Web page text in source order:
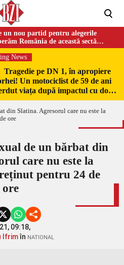
un nou partid pentru alegerile
România de această sectă
News
Tragedie pe DN 1, în apropiere
Un motociclist de 59 de ani
viața după impactul cu două
de un bărbat din
care nu este la
pentru 24 de
ore
09:18,
Ifrimîn NATIONAL